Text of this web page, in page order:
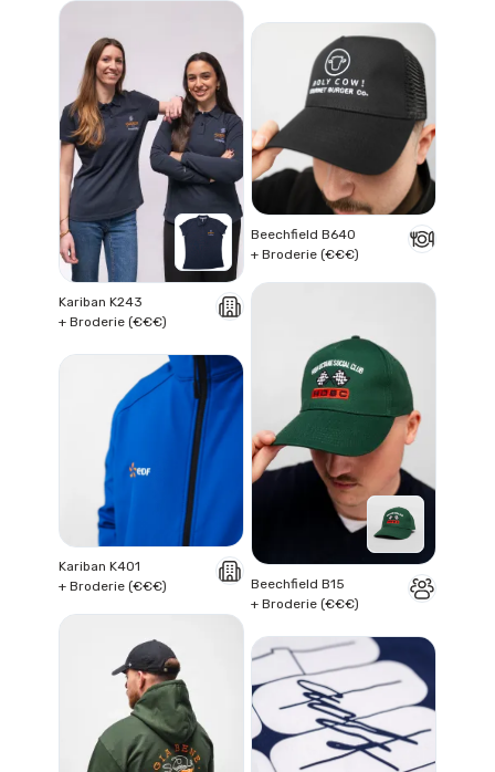
Kariban K243
+ Broderie (€€€)
Beechfield B640
+ Broderie (€€€)
Beechfield B15
+ Broderie (€€€)
Kariban K401
+ Broderie (€€€)